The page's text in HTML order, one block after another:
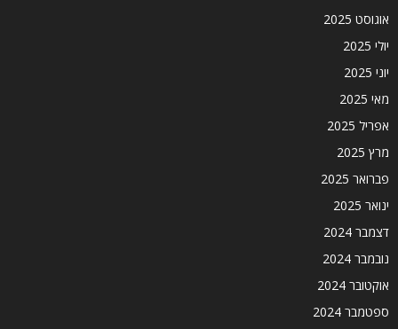
אוגוסט 2025
יולי 2025
יוני 2025
מאי 2025
אפריל 2025
מרץ 2025
פברואר 2025
ינואר 2025
דצמבר 2024
נובמבר 2024
אוקטובר 2024
ספטמבר 2024